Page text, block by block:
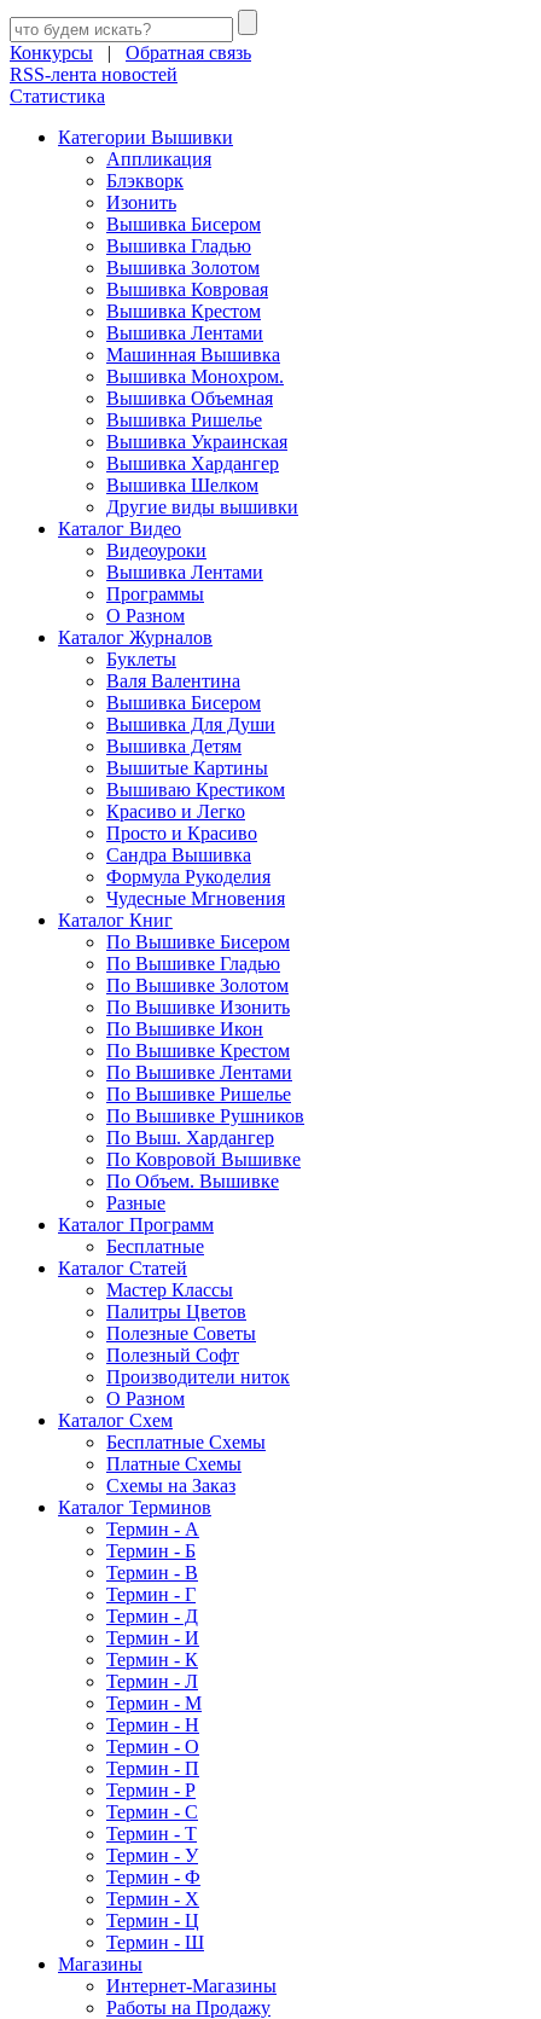
Конкурсы | Обратная связь
RSS-лента новостей
Статистика
Категории Вышивки
Аппликация
Блэкворк
Изонить
Вышивка Бисером
Вышивка Гладью
Вышивка Золотом
Вышивка Ковровая
Вышивка Крестом
Вышивка Лентами
Машинная Вышивка
Вышивка Монохром.
Вышивка Объемная
Вышивка Ришелье
Вышивка Украинская
Вышивка Хардангер
Вышивка Шелком
Другие виды вышивки
Каталог Видео
Видеоуроки
Вышивка Лентами
Программы
О Разном
Каталог Журналов
Буклеты
Валя Валентина
Вышивка Бисером
Вышивка Для Души
Вышивка Детям
Вышитые Картины
Вышиваю Крестиком
Красиво и Легко
Просто и Красиво
Сандра Вышивка
Формула Рукоделия
Чудесные Мгновения
Каталог Книг
По Вышивке Бисером
По Вышивке Гладью
По Вышивке Золотом
По Вышивке Изонить
По Вышивке Икон
По Вышивке Крестом
По Вышивке Лентами
По Вышивке Ришелье
По Вышивке Рушников
По Выш. Хардангер
По Ковровой Вышивке
По Объем. Вышивке
Разные
Каталог Программ
Бесплатные
Каталог Статей
Мастер Классы
Палитры Цветов
Полезные Советы
Полезный Софт
Производители ниток
О Разном
Каталог Схем
Бесплатные Схемы
Платные Схемы
Схемы на Заказ
Каталог Терминов
Термин - А
Термин - Б
Термин - В
Термин - Г
Термин - Д
Термин - И
Термин - К
Термин - Л
Термин - М
Термин - Н
Термин - О
Термин - П
Термин - Р
Термин - С
Термин - Т
Термин - У
Термин - Ф
Термин - Х
Термин - Ц
Термин - Ш
Магазины
Интернет-Магазины
Работы на Продажу